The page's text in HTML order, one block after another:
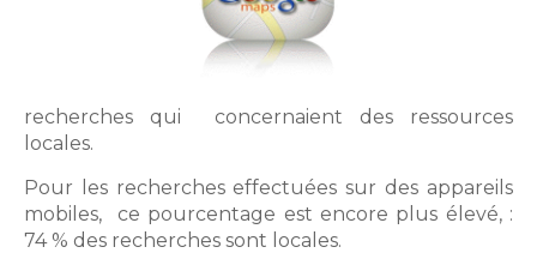
recherches qui concernaient des ressources
locales.
Pour les recherches effectuées sur des appareils
mobiles, ce pourcentage est encore plus élevé, :
74 % des recherches sont locales.